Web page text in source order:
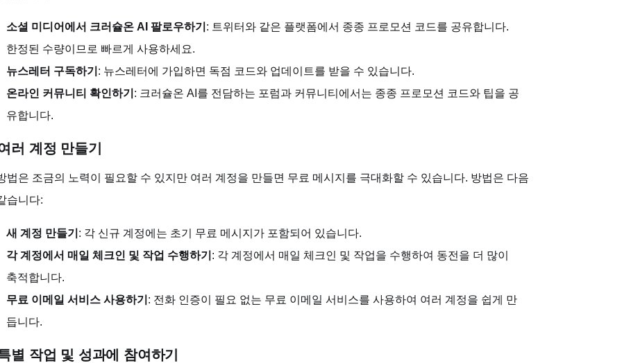
소셜 미디어에서 크러슐온 AI 팔로우하기 : 트위터와 같은 플랫폼에서 종종 프로모션 코드를 공유합니다.
한정된 수량이므로 빠르게 사용하세요.
뉴스레터 구독하기 : 뉴스레터에 가입하면 독점 코드와 업데이트를 받을 수 있습니다.
온라인 커뮤니티 확인하기 : 크러슐온 AI를 전담하는 포럼과 커뮤니티에서는 종종 프로모션 코드와 팁을 공
유합니다.
러 계정 만들기
법은 조금의 노력이 필요할 수 있지만 여러 계정을 만들면 무료 메시지를 극대화할 수 있습니다. 방법은 다음
습니다:
새 계정 만들기 : 각 신규 계정에는 초기 무료 메시지가 포함되어 있습니다.
각 계정에서 매일 체크인 및 작업 수행하기 : 각 계정에서 매일 체크인 및 작업을 수행하여 동전을 더 많이
축적합니다.
무료 이메일 서비스 사용하기 : 전화 인증이 필요 없는 무료 이메일 서비스를 사용하여 여러 계정을 쉽게 만
듭니다.
별 작업 및 성과에 참여하기